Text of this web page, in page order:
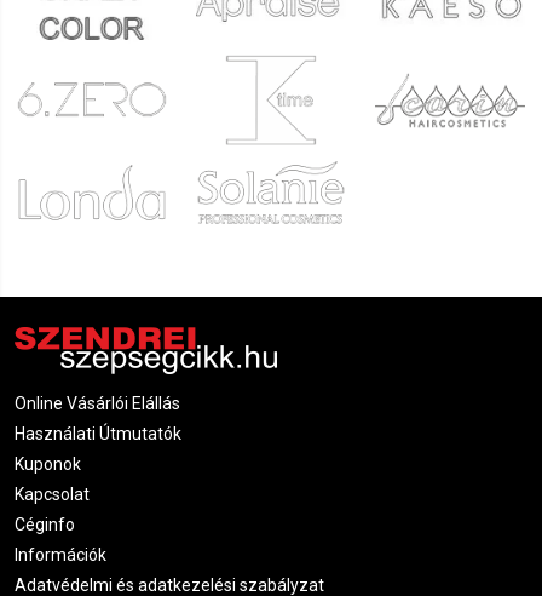
Online Vásárlói Elállás
Használati Útmutatók
Kuponok
Kapcsolat
Céginfo
Információk
Adatvédelmi és adatkezelési szabályzat